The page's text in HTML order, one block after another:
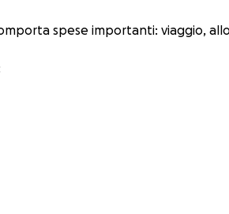
spese importanti: viaggio,
MAGLIETTA DA GARA!
un meme, una dedica, un disegno,